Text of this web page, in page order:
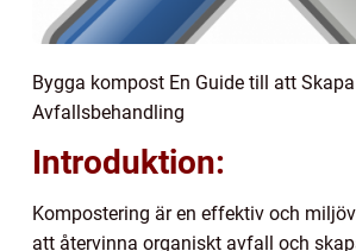
Bygga kompost En Guide till att
Avfallsbehandling
Introduktion:
Kompostering är en effektiv och
att återvinna organiskt avfall och